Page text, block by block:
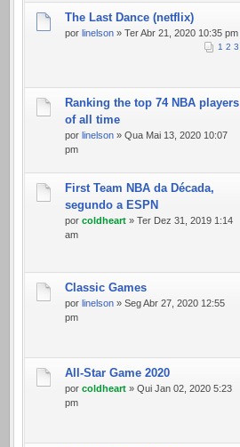
The Last Dance (netflix)
por linelson » Ter Abr 21, 2020 10:35 pm
1 2 3
Ranking the top 74 NBA players
of all time
por linelson » Qua Mai 13, 2020 10:07
pm
First Team NBA da Década,
segundo a ESPN
por coldheart » Ter Dez 31, 2019 1:14
am
Classic Games
por linelson » Seg Abr 27, 2020 12:55
pm
All-Star Game 2020
por coldheart » Qui Jan 02, 2020 5:23
pm